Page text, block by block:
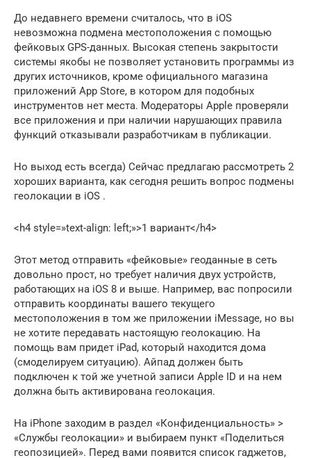
До недавнего времени считалось, что в iOS
невозможна подмена местоположения с помощью
фейковых GPS-данных. Высокая степень закрытости
системы якобы не позволяет установить программы из
других источников, кроме официального магазина
приложений App Store, в котором для подобных
инструментов нет места. Модераторы Apple проверяли
все приложения и при наличии нарушающих правила
функций отказывали разработчикам в публикации.
Но выход есть всегда) Сейчас предлагаю рассмотреть 2
хороших варианта, как сегодня решить вопрос подмены
геолокации в iOS .
<h4 style=»text-align: left;»>1 вариант</h4>
Этот метод отправить «фейковые» геоданные в сеть
довольно прост, но требует наличия двух устройств,
работающих на iOS 8 и выше. Например, вас попросили
отправить координаты вашего текущего
местоположения в том же приложении iMessage, но вы
не хотите передавать настоящую геолокацию. На
помощь вам придет iPad, который находится дома
(смоделируем ситуацию). Айпад должен быть
подключен к той же учетной записи Apple ID и на нем
должна быть активирована геолокация.
На iPhone заходим в раздел «Конфиденциальность» >
«Службы геолокации» и выбираем пункт «Поделиться
геопозицией». Перед вами появится список гаджетов,